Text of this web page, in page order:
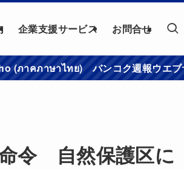
企業支援サービス お問合せ
(ภาคภาษาไทย) バンコク週報ウエブ
令 自然保護区に